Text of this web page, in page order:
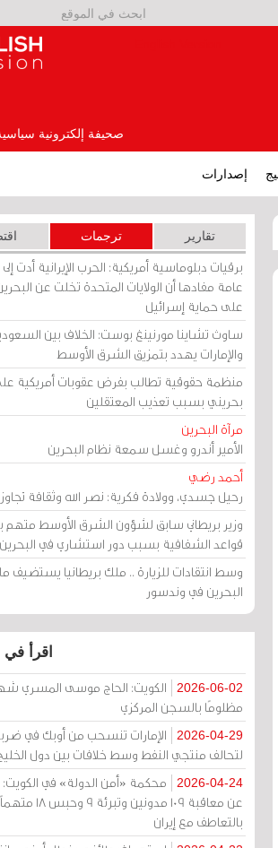
صحيفة إلكترونية
إصدارات
تقارير ترجمات
برقيات دبلوماسية أمريكية: الحرب الإيرانية أدت
عامة مفادها أن الولايات المتحدة تخلت عن
على حماية إسرائيل
ساوث تشاينا مورنينغ بوست: الخلاف بين
والإمارات يهدد بتمزيق الشرق الأوسط
منظمة حقوقية تطالب بفرض عقوبات أمريكية
بحريني بسبب تعذيب المعتقلين
مرآة البحرين
الأمير أندرو وغسل سمعة نظام البحرين
أحمد رضي
رحيل جسدي، وولادة فكرية: نصر الله وثقافة
وزير بريطاني سابق لشؤون الشرق الأوسط متهم
قواعد الشفافية بسبب دور استشاري في البحرين
وسط انتقادات للزيارة .. ملك بريطانيا يستضيف
البحرين في وندسور
اقرأ في
2026-06-02
الكويت: الحاج موسى المسري
مظلومًا بالسجن المركزي
2026-04-29
الإمارات تنسحب من أوبك في
لتحالف منتجي النفط وسط خلافات بين دول
2026-04-24
محكمة «أمن الدولة» في الكويت:
عن معاقبة 109 مدونين وتبرئة 9 وحبس 18 متهماً
بالتعاطف مع إيران